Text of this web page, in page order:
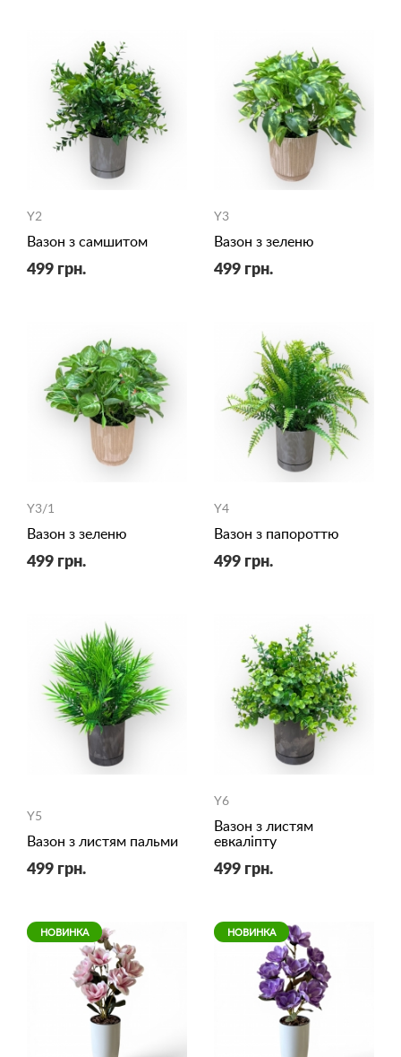
Y2
Вазон з самшитом
499 грн.
Y3
Вазон з зеленю
499 грн.
Y3/1
Вазон з зеленю
499 грн.
Y4
Вазон з папороттю
499 грн.
Y5
Вазон з листям пальми
499 грн.
Y6
Вазон з листям
евкаліпту
499 грн.
НОВИНКА НОВИНКА